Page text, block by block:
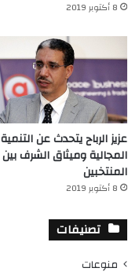
8 أكتوبر 2019
عزيز الرباح يتحدث عن التنمية
المجالية وميثاق الشرف بين
المنتخبين
8 أكتوبر 2019
تصنيفات
منوعات